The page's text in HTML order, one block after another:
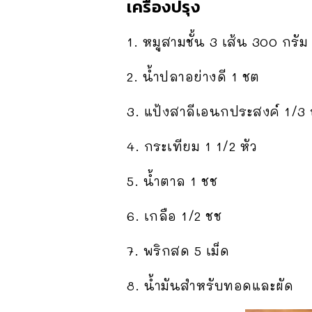
เครื่องปรุง
1. หมูสามชั้น 3 เส้น 300 กรัม
2. น้ำปลาอย่างดี 1 ชต
3. แป้งสาลีเอนกประสงค์ 1/3
4. กระเทียม 1 1/2 หัว
5. น้ำตาล 1 ชช
6. เกลือ 1/2 ชช
7. พริกสด 5 เม็ด
8. น้ำมันสำหรับทอดและผัด